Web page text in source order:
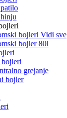
bojleri Vidi sve
bojler 80l
grejanje
bojler